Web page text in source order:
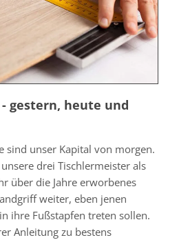
gestern, heute und
sind unser Kapital von morgen.
drei Tischlermeister als
über die Jahre erworbenes
weiter, eben jenen
ihre Fußstapfen treten sollen.
Anleitung zu bestens